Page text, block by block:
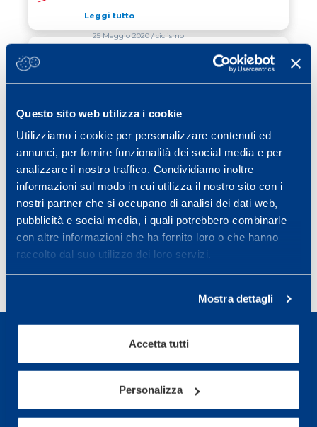
Questo sito web utilizza i cookie
Utilizziamo i cookie per personalizzare contenuti ed
annunci, per fornire funzionalità dei social media e per
analizzare il nostro traffico. Condividiamo inoltre
informazioni sul modo in cui utilizza il nostro sito con i
nostri partner che si occupano di analisi dei dati web,
pubblicità e social media, i quali potrebbero combinarle
con altre informazioni che ha fornito loro o che hanno
raccolto dal suo utilizzo dei loro servizi.
Mostra dettagli
Accetta tutti
Personalizza
Leggi tutto
25 Maggio 2020/ ciclismo
Leggi tutto
A GIUGNO TEST SCONTATI DEL 20%
A GIUGNO TEST SCONTATI DEL 20%
Leggi tutto
« Previous page
Page
1 Page Page
13
Sport Service Mapei S.r.l. - Via Busto Fagnano 38,
21057 Olgiate Olona (Varese) Italia.